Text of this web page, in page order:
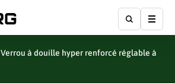
Verrou à douille hyper renforcé réglable à